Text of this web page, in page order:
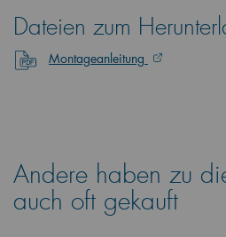
Dateien zum
Montageanleitung
Andere haben zu
auch oft gekauft